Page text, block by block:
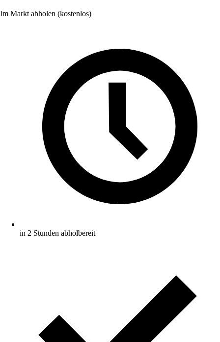
Im Markt abholen (kostenlos)
in 2 Stunden abholbereit